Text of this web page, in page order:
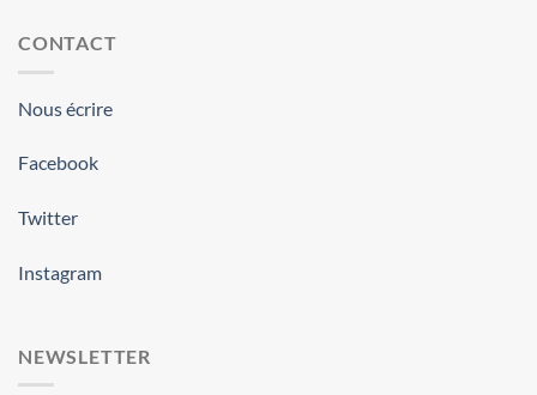
CONTACT
Nous écrire
Facebook
Twitter
Instagram
NEWSLETTER